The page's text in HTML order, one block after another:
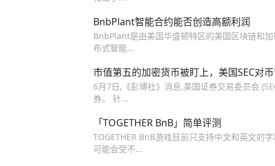
BnbPlant智能合约能否创造高额利润
BnbPlant是由美国华盛顿特区的美国区块链和
布式智能...
市值第五的加密货币被盯上，美国SEC对
6月7日,《彭博社》消息,美国证券交易委员会
券。 针...
「TOGETHER BnB」简单评测
TOGETHER BnB游戏目前只支持中文和英文的
可能会受不...